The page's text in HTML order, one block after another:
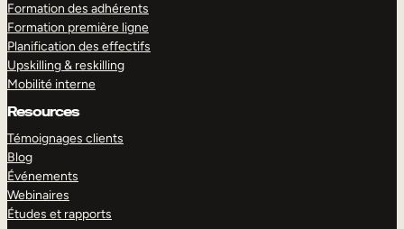
Formation des adhérents
Formation première ligne
Planification des effectifs
Upskilling & reskilling
Mobilité interne
Resources
Témoignages clients
Blog
Événements
Webinaires
Études et rapports